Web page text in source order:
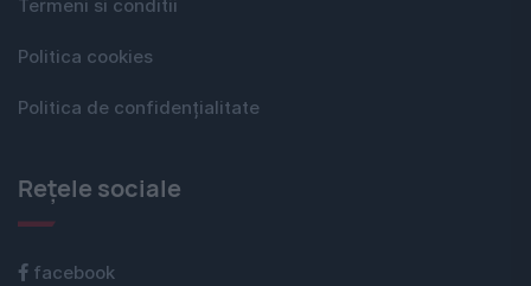
Termeni si conditii
Politica cookies
Politica de confidențialitate
Rețele sociale
facebook